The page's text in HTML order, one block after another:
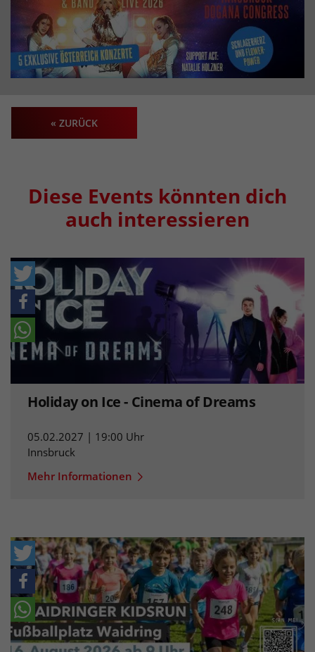
« ZURÜCK
Diese Events könnten dich
auch interessieren
Holiday on Ice - Cinema of Dreams
05.02.2027 | 19:00 Uhr
Innsbruck
Mehr Informationen